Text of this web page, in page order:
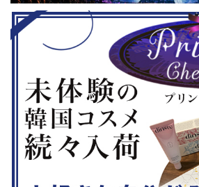
『鉄拳8
大会参加者は60歳以上 ・3
選あり。予選は8月24日、25
22日。本戦は9月22日（事